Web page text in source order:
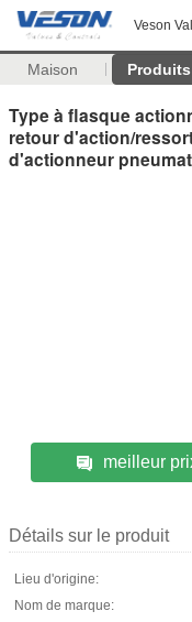
Veson
Maison Produits
Type à flasque
retour d'action/
d'actionneur
meilleur
Détails sur le produit
Lieu d'origine:
Nom de marque: